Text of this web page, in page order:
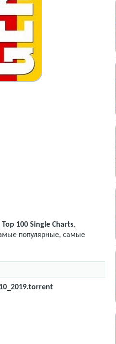
100 Single Charts,
популярные, самые